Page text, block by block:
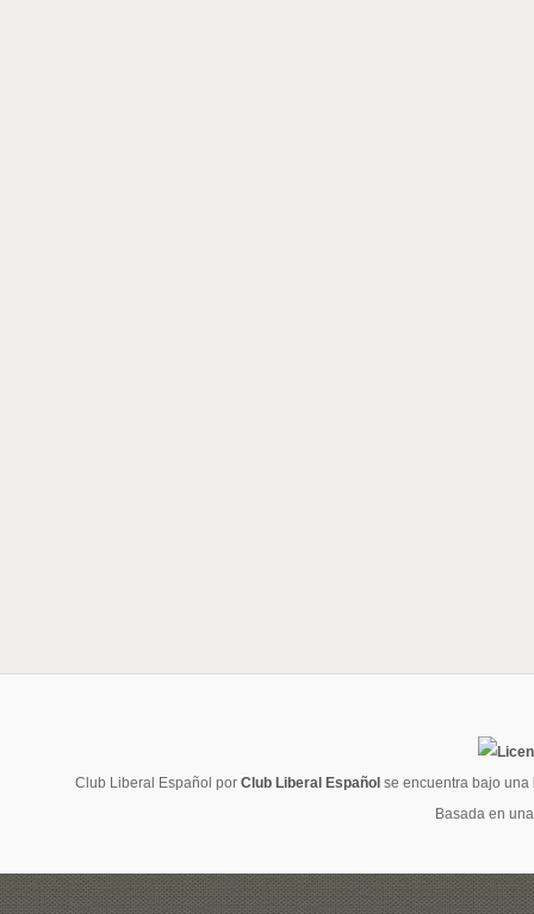
Club Liberal Español por Club Liberal Español se encuentra bajo una
Basada en